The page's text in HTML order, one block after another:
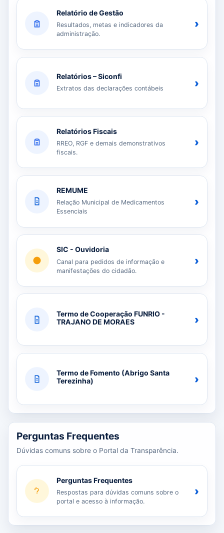
Relatório de Gestão
Resultados, metas e indicadores da
administração.
›
Relatórios – Siconfi
Extratos das declarações contábeis ›
Relatórios Fiscais
RREO, RGF e demais demonstrativos
fiscais.
›
REMUME
Relação Municipal de Medicamentos
Essenciais
›
SIC - Ouvidoria
Canal para pedidos de informação e
manifestações do cidadão.
›
Termo de Cooperação FUNRIO -
TRAJANO DE MORAES
›
Termo de Fomento (Abrigo Santa
Terezinha)
›
Perguntas Frequentes
Dúvidas comuns sobre o Portal da Transparência.
Perguntas Frequentes
Respostas para dúvidas comuns sobre o
portal e acesso à informação.
›